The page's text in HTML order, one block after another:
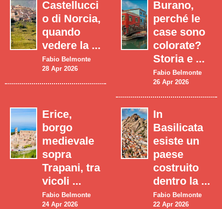
Castellucci
o di Norcia,
quando
vedere la ...
Fabio Belmonte
28 Apr 2026
Burano,
perché le
case sono
colorate?
Storia e ...
Fabio Belmonte
26 Apr 2026
Erice,
borgo
medievale
sopra
Trapani, tra
vicoli ...
Fabio Belmonte
24 Apr 2026
In
Basilicata
esiste un
paese
costruito
dentro la ...
Fabio Belmonte
22 Apr 2026